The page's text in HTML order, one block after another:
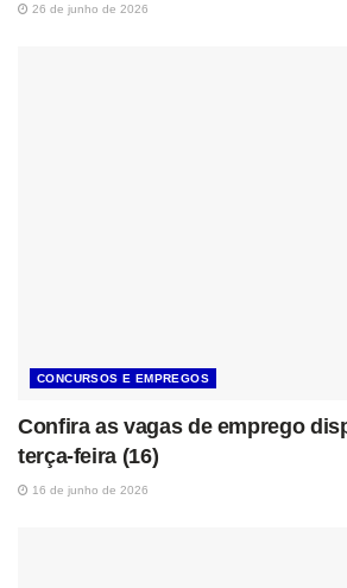
26 de junho de 2026
CONCURSOS E EMPREGOS
Confira as vagas de emprego
terça-feira (16)
16 de junho de 2026